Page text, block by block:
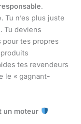
.
Tu n’es plus juste
Tu deviens
pour tes propres
tes revendeurs
le « gagnant-
un moteur